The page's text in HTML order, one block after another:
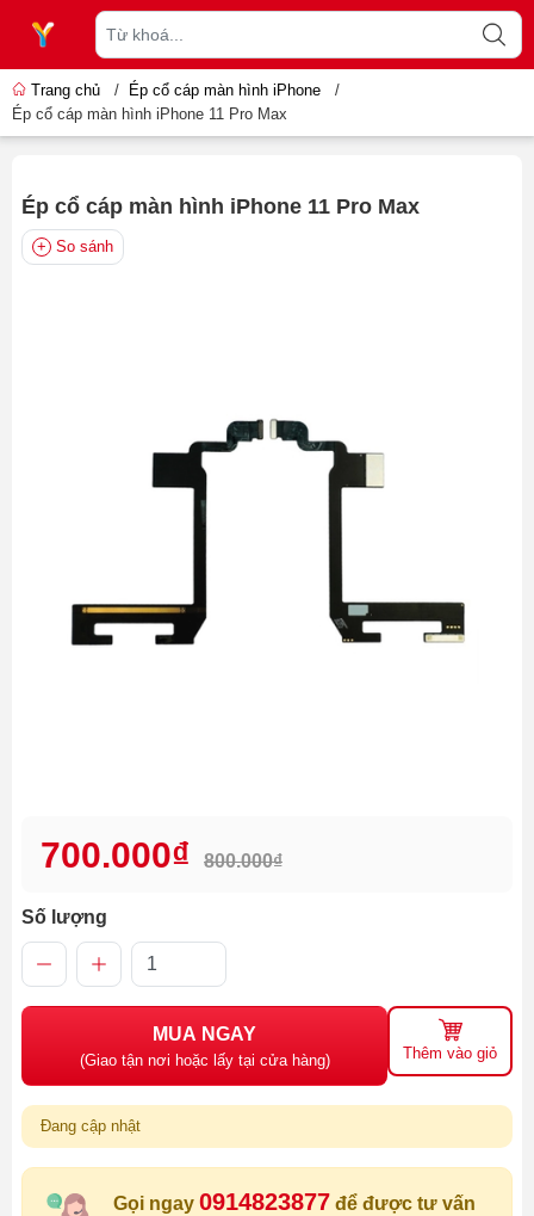
Trang chủ / Ép cổ cáp màn hình iPhone
/
Ép cổ cáp màn hình iPhone 11 Pro Max
Ép cổ cáp màn hình iPhone 11 Pro Max
So sánh
700.000₫ 800.000₫
Số lượng
MUA NGAY
(Giao tận nơi hoặc lấy tại cửa hàng) Thêm vào giỏ
Đang cập nhật
Gọi ngay 0914823877 để được tư vấn